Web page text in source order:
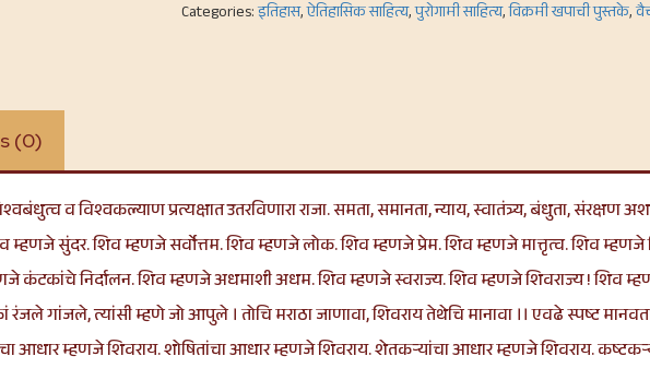
Categories:इतिहास,ऐतिहासिक साहित्य,पुरोगामी साहित्य,विक्रमी खपाची पुस्तके,
(0)
व विश्वकल्याण प्रत्यक्षात उतरविणारा राजा. समता, समानता, न्याय, स्वातंत्र्य, बंधुता, संरक्षण
म्हणजे सुंदर. शिव म्हणजे सर्वोत्तम. शिव म्हणजे लोक. शिव म्हणजे प्रेम. शिव म्हणजे मात्तृत्व. शिव
निर्दालन. शिव म्हणजे अधमाशी अधम. शिव म्हणजे स्वराज्य. शिव म्हणजे शिवराज्य ! शिव
गांजले, त्यांसी म्हणे जो आपुले । तोचि मराठा जाणावा, शिवराय तेथेचि मानावा ।। एवढे स्पष्ट
आधार म्हणजे शिवराय. शोषितांचा आधार म्हणजे शिवराय. शेतकऱ्यांचा आधार म्हणजे शिवराय.